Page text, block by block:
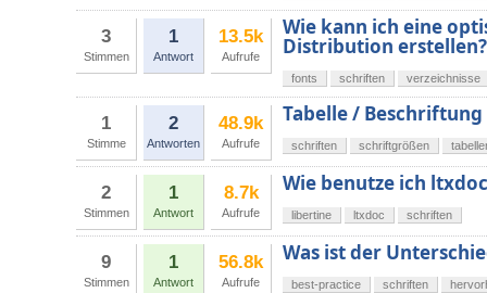
3
Stimmen
1
Antwort
13.5k
Aufrufe
Wie kann ich eine
Distribution erstellen?
fonts schriften verzeichnisse
1
Stimme
2
Antworten
48.9k
Aufrufe
Tabelle /
schriften schriftgrößen
2
Stimmen
1
Antwort
8.7k
Aufrufe
Wie benutze ich
libertine ltxdoc schriften
9
Stimmen
1
Antwort
56.8k
Aufrufe
Was ist der
best-practice schriften